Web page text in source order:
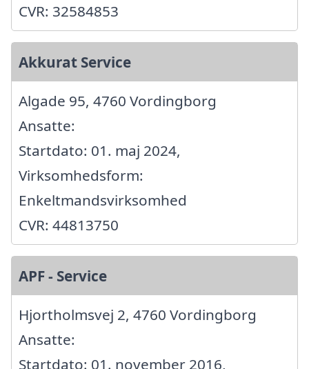
CVR: 32584853
Akkurat Service
Algade 95, 4760 Vordingborg
Ansatte:
Startdato: 01. maj 2024,
Virksomhedsform:
Enkeltmandsvirksomhed
CVR: 44813750
APF - Service
Hjortholmsvej 2, 4760 Vordingborg
Ansatte:
Startdato: 01. november 2016,